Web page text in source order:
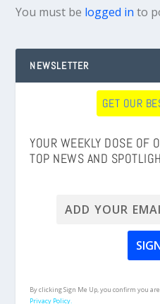
You must be logged in to
NEWSLETTER
GET OUR
YOUR WEEKLY DOSE OF
TOP NEWS AND
By clicking Sign Me Up, you confirm you
Privacy Policy.